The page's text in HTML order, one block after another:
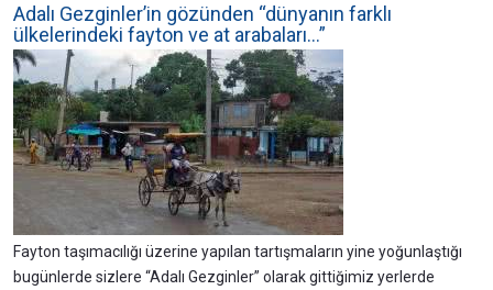
Adalı Gezginler’in gözünden “dünyanın farklı
ülkelerindeki fayton ve at arabaları...”
Fayton taşımacılığı üzerine yapılan tartışmaların yine yoğunlaştığı
bugünlerde sizlere “Adalı Gezginler” olarak gittiğimiz yerlerde